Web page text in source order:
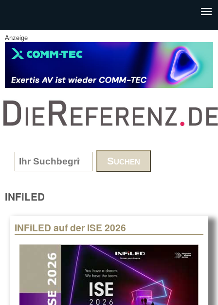
Anzeige
www.DieReferenz.de
Search form
INFiLED
INFiLED auf der ISE 2026